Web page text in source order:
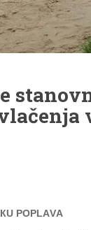
PОPLАVА